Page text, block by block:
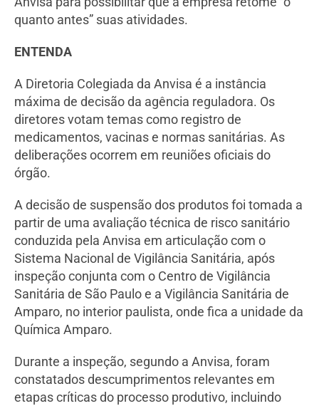
quanto antes” suas atividades.
ENTENDA
A Diretoria Colegiada da Anvisa é a instância
máxima de decisão da agência reguladora. Os
diretores votam temas como registro de
medicamentos, vacinas e normas sanitárias. As
deliberações ocorrem em reuniões oficiais do
órgão.
A decisão de suspensão dos produtos foi tomada a
partir de uma avaliação técnica de risco sanitário
conduzida pela Anvisa em articulação com o
Sistema Nacional de Vigilância Sanitária, após
inspeção conjunta com o Centro de Vigilância
Sanitária de São Paulo e a Vigilância Sanitária de
Amparo, no interior paulista, onde fica a unidade da
Química Amparo.
Durante a inspeção, segundo a Anvisa, foram
constatados descumprimentos relevantes em
etapas críticas do processo produtivo, incluindo